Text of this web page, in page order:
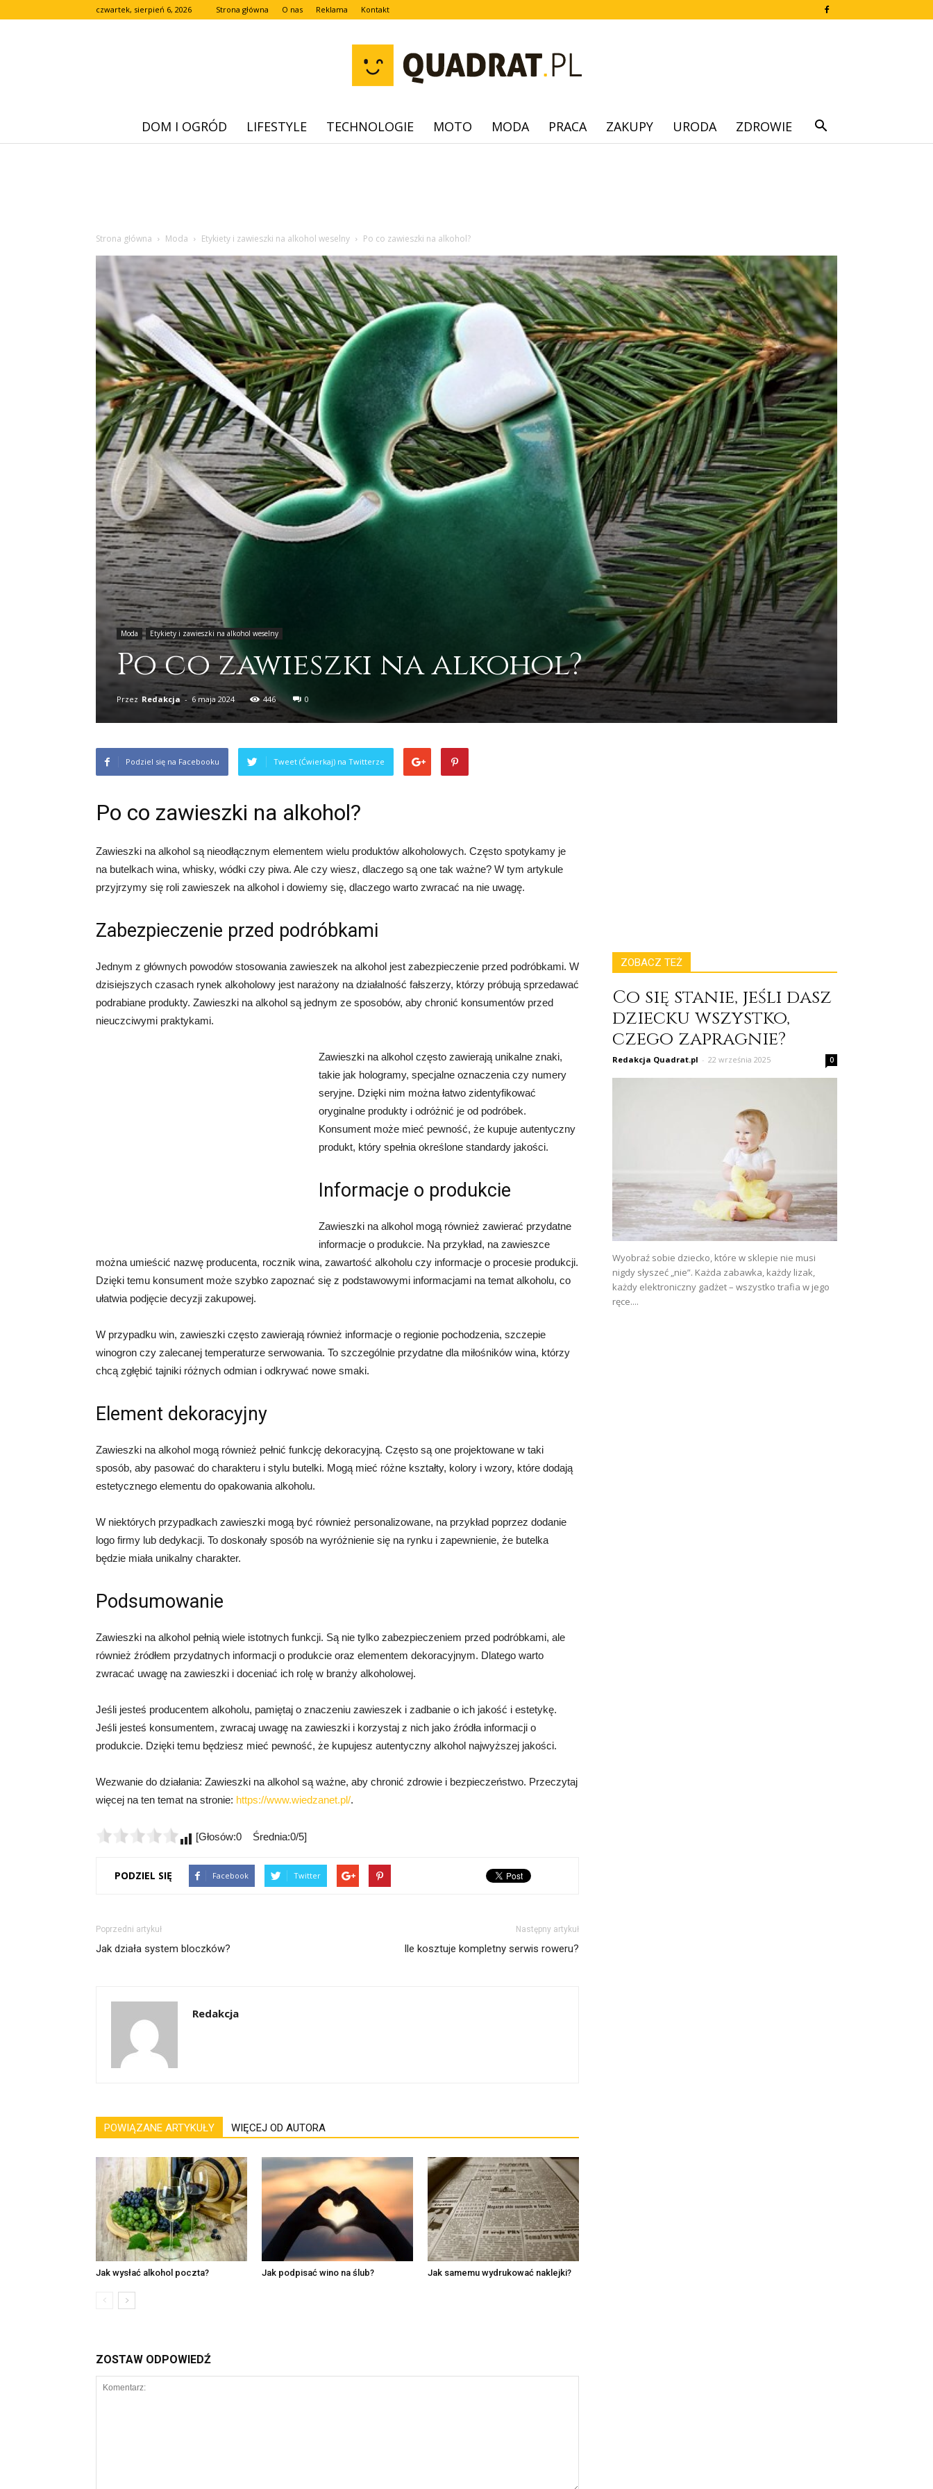
czwartek, sierpień 6, 2026 Strona główna O nas Reklama Kontakt
quadrat.pl
DOM I OGRÓD LIFESTYLE TECHNOLOGIE MOTO MODA PRACA ZAKUPY URODA ZDROWIE
Strona główna Moda Etykiety i zawieszki na alkohol weselny Po co zawieszki na alkohol?
Moda Etykiety i zawieszki na alkohol weselny
Po co zawieszki na alkohol?
Przez Redakcja - 6 maja 2024 446 0
Podziel się na Facebooku Tweet (Ćwierkaj) na Twitterze
Po co zawieszki na alkohol?
Zawieszki na alkohol są nieodłącznym elementem wielu produktów alkoholowych. Często spotykamy je
na butelkach wina, whisky, wódki czy piwa. Ale czy wiesz, dlaczego są one tak ważne? W tym artykule
przyjrzymy się roli zawieszek na alkohol i dowiemy się, dlaczego warto zwracać na nie uwagę.
Zabezpieczenie przed podróbkami
Jednym z głównych powodów stosowania zawieszek na alkohol jest zabezpieczenie przed podróbkami. W
dzisiejszych czasach rynek alkoholowy jest narażony na działalność fałszerzy, którzy próbują sprzedawać
podrabiane produkty. Zawieszki na alkohol są jednym ze sposobów, aby chronić konsumentów przed
nieuczciwymi praktykami.
Zawieszki na alkohol często zawierają unikalne znaki,
takie jak hologramy, specjalne oznaczenia czy numery
seryjne. Dzięki nim można łatwo zidentyfikować
oryginalne produkty i odróżnić je od podróbek.
Konsument może mieć pewność, że kupuje autentyczny
produkt, który spełnia określone standardy jakości.
Informacje o produkcie
Zawieszki na alkohol mogą również zawierać przydatne
informacje o produkcie. Na przykład, na zawieszce
można umieścić nazwę producenta, rocznik wina, zawartość alkoholu czy informacje o procesie produkcji.
Dzięki temu konsument może szybko zapoznać się z podstawowymi informacjami na temat alkoholu, co
ułatwia podjęcie decyzji zakupowej.
W przypadku win, zawieszki często zawierają również informacje o regionie pochodzenia, szczepie
winogron czy zalecanej temperaturze serwowania. To szczególnie przydatne dla miłośników wina, którzy
chcą zgłębić tajniki różnych odmian i odkrywać nowe smaki.
Element dekoracyjny
Zawieszki na alkohol mogą również pełnić funkcję dekoracyjną. Często są one projektowane w taki
sposób, aby pasować do charakteru i stylu butelki. Mogą mieć różne kształty, kolory i wzory, które dodają
estetycznego elementu do opakowania alkoholu.
W niektórych przypadkach zawieszki mogą być również personalizowane, na przykład poprzez dodanie
logo firmy lub dedykacji. To doskonały sposób na wyróżnienie się na rynku i zapewnienie, że butelka
będzie miała unikalny charakter.
Podsumowanie
Zawieszki na alkohol pełnią wiele istotnych funkcji. Są nie tylko zabezpieczeniem przed podróbkami, ale
również źródłem przydatnych informacji o produkcie oraz elementem dekoracyjnym. Dlatego warto
zwracać uwagę na zawieszki i doceniać ich rolę w branży alkoholowej.
Jeśli jesteś producentem alkoholu, pamiętaj o znaczeniu zawieszek i zadbanie o ich jakość i estetykę.
Jeśli jesteś konsumentem, zwracaj uwagę na zawieszki i korzystaj z nich jako źródła informacji o
produkcie. Dzięki temu będziesz mieć pewność, że kupujesz autentyczny alkohol najwyższej jakości.
Wezwanie do działania: Zawieszki na alkohol są ważne, aby chronić zdrowie i bezpieczeństwo. Przeczytaj
więcej na ten temat na stronie: https://www.wiedzanet.pl/.
[Głosów:0 Średnia:0/5]
PODZIEL SIĘ Facebook Twitter
Poprzedni artykuł
Jak działa system bloczków?
Następny artykuł
Ile kosztuje kompletny serwis roweru?
Redakcja
POWIĄZANE ARTYKUŁY WIĘCEJ OD AUTORA
Jak wysłać alkohol poczta? Jak podpisać wino na ślub? Jak samemu wydrukować naklejki?
ZOSTAW ODPOWIEDŹ
ZOBACZ TEŻ
Co się stanie, jeśli dasz
dziecku wszystko,
czego zapragnie?
Redakcja Quadrat.pl - 22 września 2025 0
Wyobraź sobie dziecko, które w sklepie nie musi
nigdy słyszeć „nie”. Każda zabawka, każdy lizak,
każdy elektroniczny gadżet – wszystko trafia w jego
ręce....